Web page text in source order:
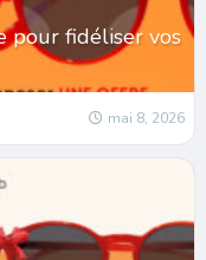
pour fidéliser vos
mai 8, 2026